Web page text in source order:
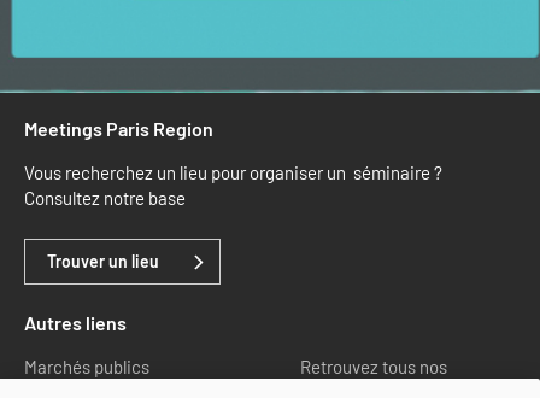
Meetings Paris Region
Vous recherchez un lieu pour organiser un séminaire ?
Consultez notre base
Trouver un lieu
Autres liens
Marchés publics
Retrouvez tous nos